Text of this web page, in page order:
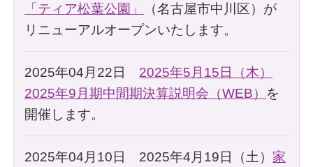
「ティア松葉公園」
（名古屋市中川区）が
リニューアルオープンいたします。
2025年04月22日 2025年5月15日（木）
2025年9月期中間期決算説明会（WEB） を
開催します。
2025年04月10日 2025年4月19日（土） 家